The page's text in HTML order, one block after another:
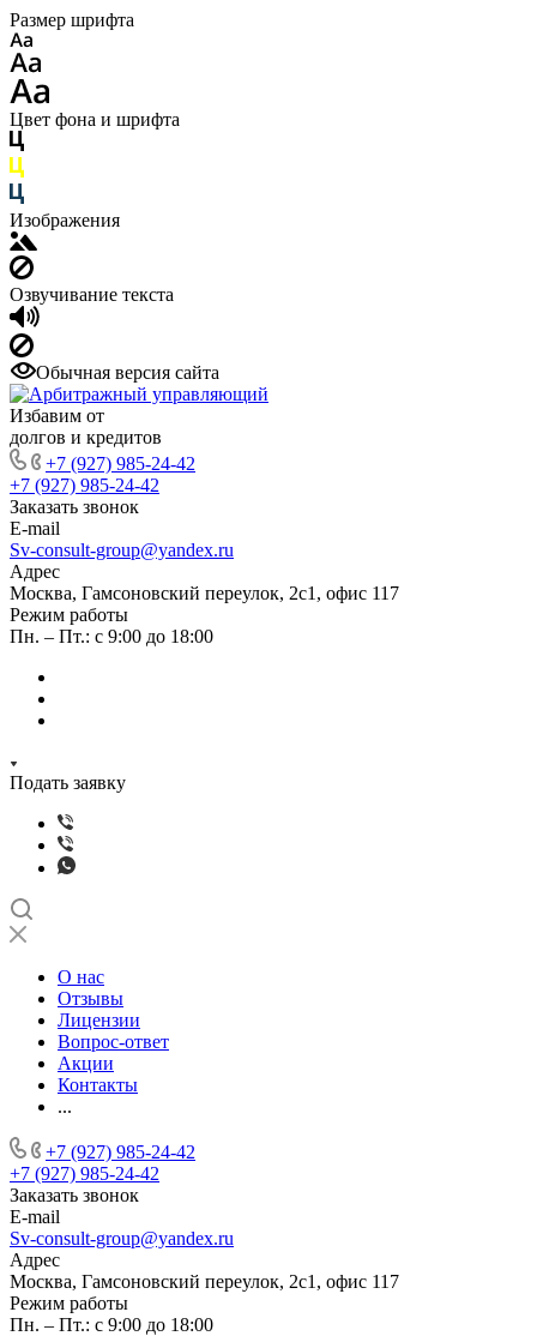
Размер шрифта
Цвет фона и шрифта
Изображения
Озвучивание текста
Обычная версия сайта
Избавим от
долгов и кредитов
+7 (927) 985-24-42
+7 (927) 985-24-42
Заказать звонок
E-mail
Sv-consult-group@yandex.ru
Адрес
Москва, Гамсоновский переулок, 2с1, офис 117
Режим работы
Пн. – Пт.: с 9:00 до 18:00
Подать заявку
О нас
Отзывы
Лицензии
Вопрос-ответ
Акции
Контакты
...
+7 (927) 985-24-42
+7 (927) 985-24-42
Заказать звонок
E-mail
Sv-consult-group@yandex.ru
Адрес
Москва, Гамсоновский переулок, 2с1, офис 117
Режим работы
Пн. – Пт.: с 9:00 до 18:00